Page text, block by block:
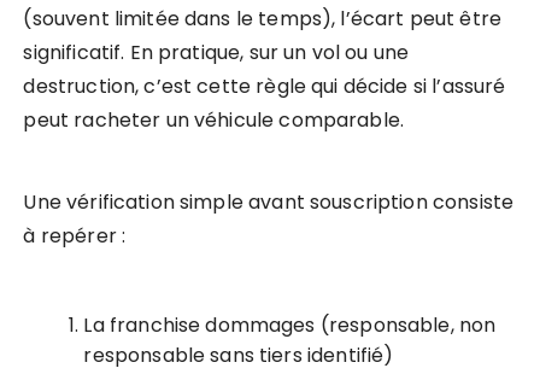
(souvent limitée dans le temps), l’écart peut être
significatif. En pratique, sur un vol ou une
destruction, c’est cette règle qui décide si l’assuré
peut racheter un véhicule comparable.
Une vérification simple avant souscription consiste
à repérer :
La franchise dommages (responsable, non
responsable sans tiers identifié)